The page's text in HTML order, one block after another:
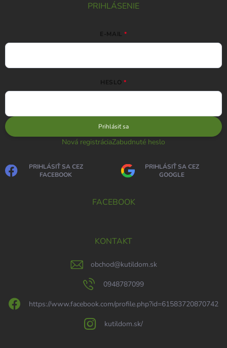
PRIHLÁSENIE
E-MAIL
HESLO
Prihlásiť sa
Nová registráciaZabudnuté heslo
PRIHLÁSIŤ SA CEZ
FACEBOOK
PRIHLÁSIŤ SA CEZ
GOOGLE
FACEBOOK
KONTAKT
obchod@kutildom.sk
0948787099
https://www.facebook.com/profile.php?id=61583720870742
kutildom.sk/